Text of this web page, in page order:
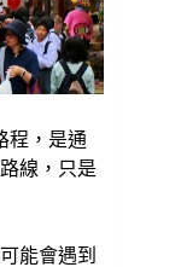
程，是通
線，只是
能會遇到